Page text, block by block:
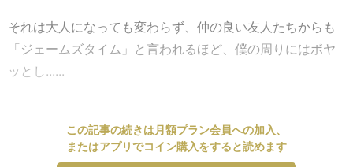
それは大人になっても変わらず、仲の良い友人たちからも
「ジェームズタイム」と言われるほど、僕の周りにはボヤ
ッとし......
この記事の続きは月額プラン会員への加入、
またはアプリでコイン購入をすると読めます